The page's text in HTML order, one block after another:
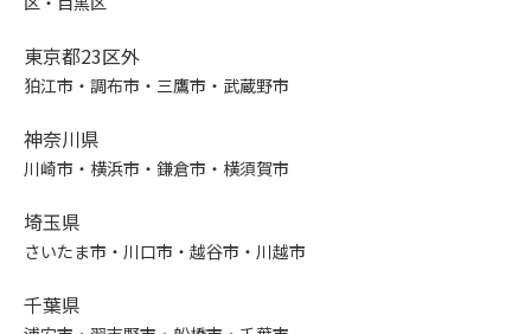
東京都23区外
狛江市・調布市・三鷹市・武蔵野市
神奈川県
川崎市・横浜市・鎌倉市・横須賀市
埼玉県
さいたま市・川口市・越谷市・川越市
千葉県